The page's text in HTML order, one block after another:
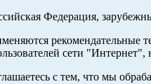
Федерация,
рекомендательные
сети
с тем, что мы